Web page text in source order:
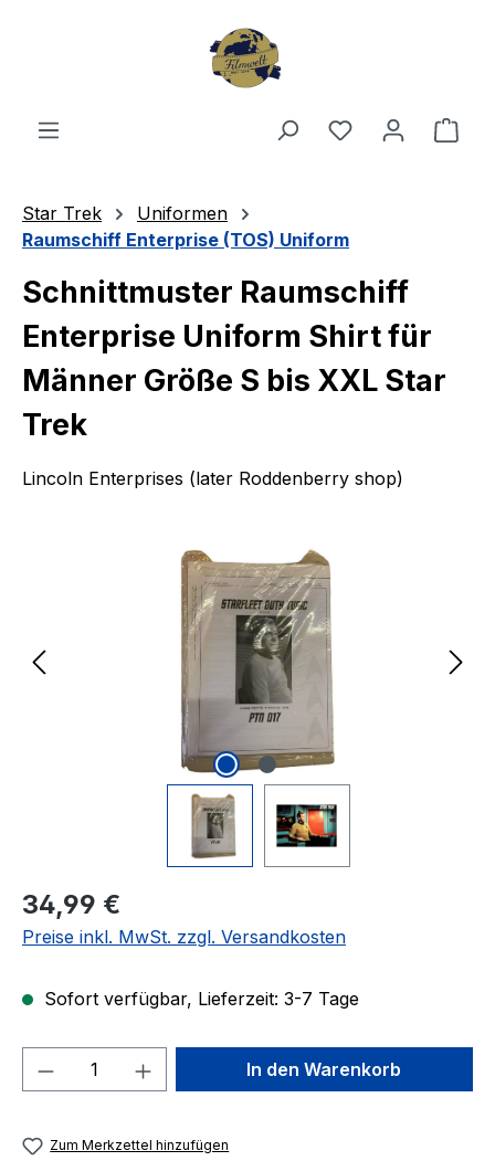
Du hast 0
Star Trek
Uniformen
Raumschiff Enterprise (TOS) Uniform
Schnittmuster Raumschiff
Enterprise Uniform Shirt für
Männer Größe S bis XXL Star
Trek
Lincoln Enterprises (later Roddenberry shop)
Regulärer Preis:
34,99 €
Preise inkl. MwSt. zzgl. Versandkosten
Sofort verfügbar, Lieferzeit: 3-7 Tage
Produkt Anzahl: Gib denIn den Warenkorb
Zum Merkzettel hinzufügen